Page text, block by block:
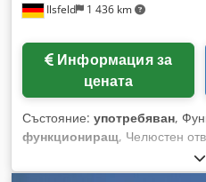
Ilsfeld 1 436 km
Информация за
цената
Състояние: употребяван,
функциониращ, Челюстен
процепа: 30 - 80 мм Тегло:
22 kW Djdpfx Adey Tyaqexskr